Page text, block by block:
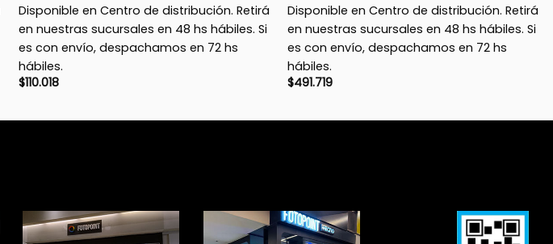
Disponible en Centro de distribución. Retirá
en nuestras sucursales en 48 hs hábiles. Si
es con envío, despachamos en 72 hs
hábiles.
$110.018
Disponible en Centro de distribución. Retirá
en nuestras sucursales en 48 hs hábiles. Si
es con envío, despachamos en 72 hs
hábiles.
$491.719